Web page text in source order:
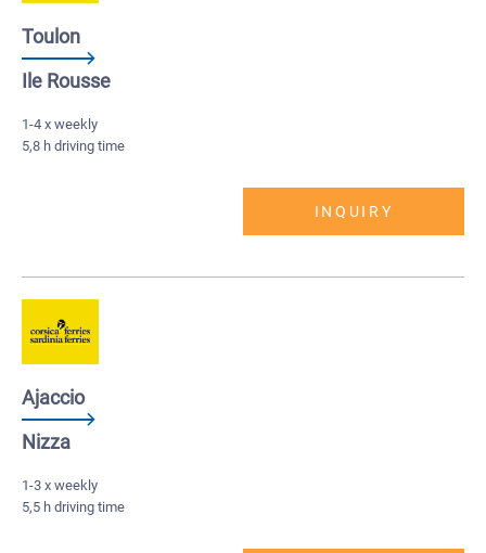
Toulon
Ile Rousse
1-4 x weekly
5,8 h driving time
INQUIRY
Ajaccio
Nizza
1-3 x weekly
5,5 h driving time